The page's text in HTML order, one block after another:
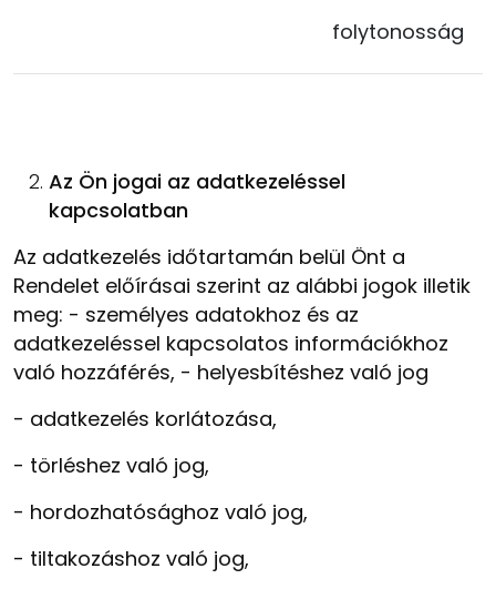
folytonosság
Az Ön jogai az adatkezeléssel
kapcsolatban
Az adatkezelés időtartamán belül Önt a
Rendelet előírásai szerint az alábbi jogok illetik
meg: - személyes adatokhoz és az
adatkezeléssel kapcsolatos információkhoz
való hozzáférés, - helyesbítéshez való jog
- adatkezelés korlátozása,
- törléshez való jog,
- hordozhatósághoz való jog,
- tiltakozáshoz való jog,